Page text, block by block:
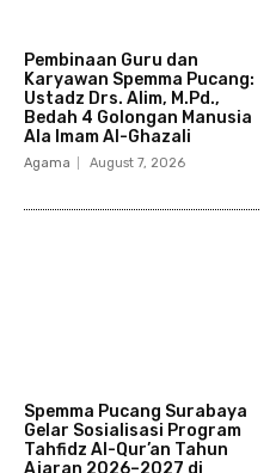
Pembinaan Guru dan
Karyawan Spemma Pucang:
Ustadz Drs. Alim, M.Pd.,
Bedah 4 Golongan Manusia
Ala Imam Al-Ghazali
Agama August 7, 2026
Spemma Pucang Surabaya
Gelar Sosialisasi Program
Tahfidz Al-Qur’an Tahun